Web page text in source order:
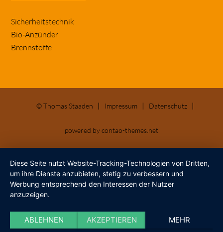
Navigation
überspringen
Sicherheitstechnik
Bio-Anzünder
Brennstoffe
© Thomas Staaden Impressum Datenschutz
powered bycontao-themes.net
Diese Seite nutzt Website-Tracking-Technologien von Dritten,
um ihre Dienste anzubieten, stetig zu verbessern und
Werbung entsprechend den Interessen der Nutzer
anzuzeigen.
ABLEHNEN AKZEPTIEREN MEHR